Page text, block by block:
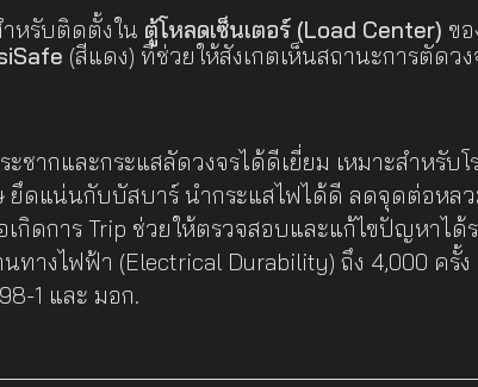
ำหรับติดตั้งใน ตู้โหลดเซ็นเตอร์ (Load Center) ข
(สีแดง) ที่ช่วยให้สังเกตเห็นสถานะการตัดว
ะชากและกระแสลัดวงจรได้ดีเยี่ยม เหมาะสำหรับ
ยึดแน่นกับบัสบาร์ นำกระแสไฟได้ดี ลดจุดต่อหล
กิดการ Trip ช่วยให้ตรวจสอบและแก้ไขปัญหาได้ร
ทางไฟฟ้า (Electrical Durability) ถึง 4,000 ครั้ง
1 และ มอก.